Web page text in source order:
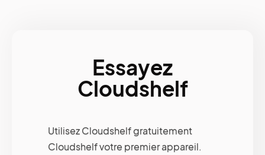
Essayez
Cloudshelf
Utilisez Cloudshelf gratuitement
Cloudshelf votre premier appareil.